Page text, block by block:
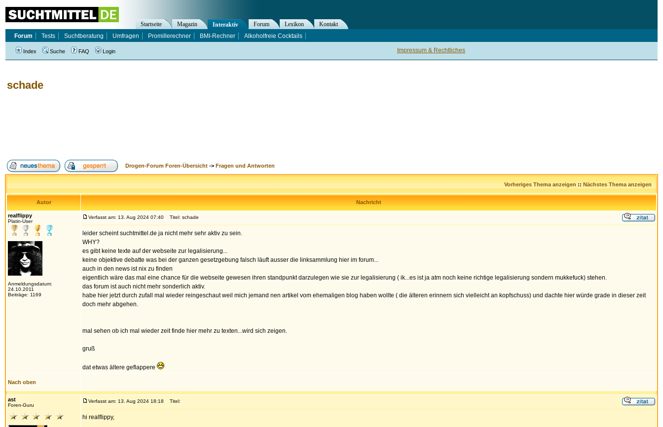
schade
Drogen-Forum Foren-Übersicht -> Fragen und Antworten
Vorheriges Thema anzeigen :: Nächstes Thema anzeigen
Autor Nachricht
realflippy
Platin-User
Anmeldungsdatum:
24.10.2011
Beiträge: 1169
Verfasst am: 13. Aug 2024 07:40 Titel: schade
leider scheint suchtmittel.de ja nicht mehr sehr aktiv zu sein.
WHY?
es gibt keine texte auf der webseite zur legalisierung...
keine objektive debatte was bei der ganzen gesetzgebung falsch läuft ausser die linksammlung hier im forum...
auch in den news ist nix zu finden
eigentlich wäre das mal eine chance für die webseite gewesen ihren standpunkt darzulegen wie sie zur legalisierung ( ik...es ist ja atm noch keine richtige legalisierung sondern mukkefuck) stehen.
das forum ist auch nicht mehr sonderlich aktiv.
habe hier jetzt durch zufall mal wieder reingeschaut weil mich jemand nen artikel vom ehemaligen blog haben wollte ( die älteren erinnern sich vielleicht an kopfschuss) und dachte hier würde grade in dieser zeit
doch mehr abgehen.
mal sehen ob ich mal wieder zeit finde hier mehr zu texten...wird sich zeigen.
gruß
dat etwas ältere geflappere
Nach oben
ast
Foren-Guru
Verfasst am: 13. Aug 2024 18:18 Titel:
hi realflippy,
Impressum & Rechtliches
Startseite Magazin Interaktiv Forum Lexikon
Kontakt
Forum
Tests Suchtberatung Umfragen Promillerechner BMI-Rechner Alkoholfreie Cocktails
Index Suche FAQ Login